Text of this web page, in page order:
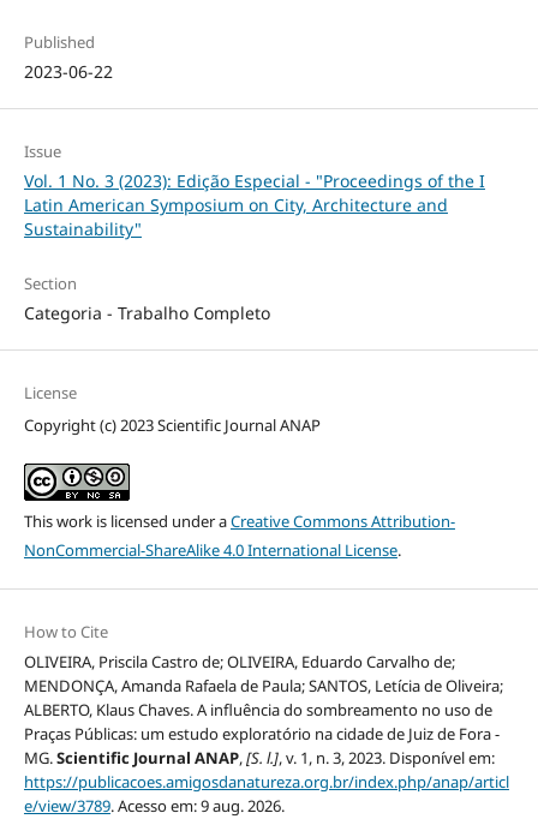
Published
2023-06-22
Issue
Vol. 1 No. 3 (2023): Edição Especial - "Proceedings of the I
Latin American Symposium on City, Architecture and
Sustainability"
Section
Categoria - Trabalho Completo
License
Copyright (c) 2023 Scientific Journal ANAP
This work is licensed under aCreative Commons Attribution-
NonCommercial-ShareAlike 4.0 International License.
How to Cite
OLIVEIRA, Priscila Castro de; OLIVEIRA, Eduardo Carvalho de;
MENDONÇA, Amanda Rafaela de Paula; SANTOS, Letícia de Oliveira;
ALBERTO, Klaus Chaves. A influência do sombreamento no uso de
Praças Públicas: um estudo exploratório na cidade de Juiz de Fora -
MG.Scientific Journal ANAP,[S. l.], v. 1, n. 3, 2023. Disponível em:
https://publicacoes.amigosdanatureza.org.br/index.php/anap/articl
e/view/3789. Acesso em: 9 aug. 2026.